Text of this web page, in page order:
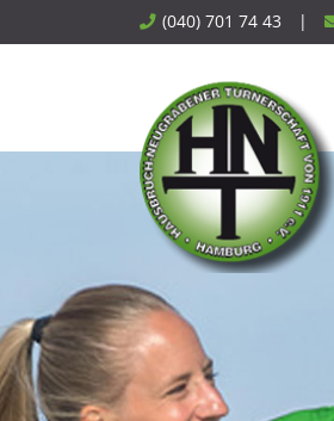
to
(040) 701 74 43 |